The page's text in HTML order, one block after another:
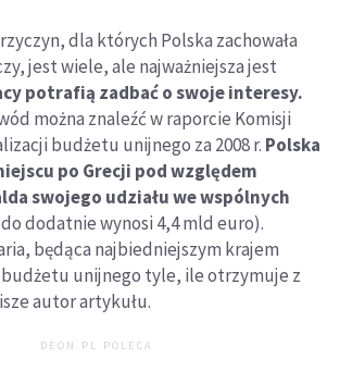
dla których Polska zachowała
jest wiele, ale najważniejsza jest
potrafią zadbać o swoje interesy.
można znaleźć w raporcie Komisji
budżetu unijnego za 2008 r. Polska
po Grecji pod względem
swojego udziału we wspólnych
dodatnie wynosi 4,4 mld euro).
będąca najbiedniejszym krajem
budżetu unijnego tyle, ile otrzymuje z
autor artykułu.
DEON.PL POLECA